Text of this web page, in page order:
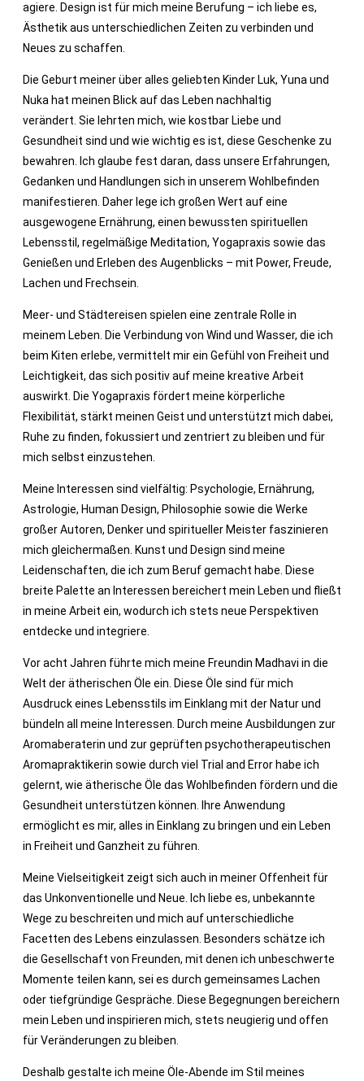
agiere. Design ist für mich meine Berufung – ich liebe es,
Ästhetik aus unterschiedlichen Zeiten zu verbinden und
Neues zu schaffen.​
Die Geburt meiner über alles geliebten Kinder Luk, Yuna und
Nuka hat meinen Blick auf das Leben nachhaltig
verändert. Sie lehrten mich, wie kostbar Liebe und
Gesundheit sind und wie wichtig es ist, diese Geschenke zu
bewahren. Ich glaube fest daran, dass unsere Erfahrungen,
Gedanken und Handlungen sich in unserem Wohlbefinden
manifestieren. Daher lege ich großen Wert auf eine
ausgewogene Ernährung, einen bewussten spirituellen
Lebensstil, regelmäßige Meditation, Yogapraxis sowie das
Genießen und Erleben des Augenblicks – mit Power, Freude,
Lachen und Frechsein.​
Meer- und Städtereisen spielen eine zentrale Rolle in
meinem Leben. Die Verbindung von Wind und Wasser, die ich
beim Kiten erlebe, vermittelt mir ein Gefühl von Freiheit und
Leichtigkeit, das sich positiv auf meine kreative Arbeit
auswirkt. Die Yogapraxis fördert meine körperliche
Flexibilität, stärkt meinen Geist und unterstützt mich dabei,
Ruhe zu finden, fokussiert und zentriert zu bleiben und für
mich selbst einzustehen.​
Meine Interessen sind vielfältig: Psychologie, Ernährung,
Astrologie, Human Design, Philosophie sowie die Werke
großer Autoren, Denker und spiritueller Meister faszinieren
mich gleichermaßen. Kunst und Design sind meine
Leidenschaften, die ich zum Beruf gemacht habe. Diese
breite Palette an Interessen bereichert mein Leben und fließt
in meine Arbeit ein, wodurch ich stets neue Perspektiven
entdecke und integriere.​
Vor acht Jahren führte mich meine Freundin Madhavi in die
Welt der ätherischen Öle ein. Diese Öle sind für mich
Ausdruck eines Lebensstils im Einklang mit der Natur und
bündeln all meine Interessen. Durch meine Ausbildungen zur
Aromaberaterin und zur geprüften psychotherapeutischen
Aromapraktikerin sowie durch viel Trial and Error habe ich
gelernt, wie ätherische Öle das Wohlbefinden fördern und die
Gesundheit unterstützen können. Ihre Anwendung
ermöglicht es mir, alles in Einklang zu bringen und ein Leben
in Freiheit und Ganzheit zu führen.​
Meine Vielseitigkeit zeigt sich auch in meiner Offenheit für
das Unkonventionelle und Neue. Ich liebe es, unbekannte
Wege zu beschreiten und mich auf unterschiedliche
Facetten des Lebens einzulassen. Besonders schätze ich
die Gesellschaft von Freunden, mit denen ich unbeschwerte
Momente teilen kann, sei es durch gemeinsames Lachen
oder tiefgründige Gespräche. Diese Begegnungen bereichern
mein Leben und inspirieren mich, stets neugierig und offen
für Veränderungen zu bleiben.​
Deshalb gestalte ich meine Öle-Abende im Stil meines